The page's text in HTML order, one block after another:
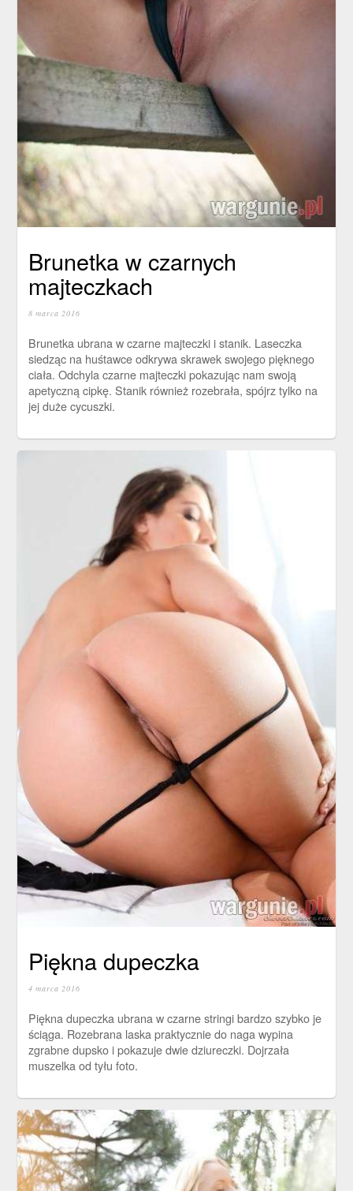
Brunetka w czarnych
majteczkach
8 marca 2016
Brunetka ubrana w czarne majteczki i stanik. Laseczka
siedząc na huśtawce odkrywa skrawek swojego pięknego
ciała. Odchyla czarne majteczki pokazując nam swoją
apetyczną cipkę. Stanik również rozebrała, spójrz tylko na
jej duże cycuszki.
Piękna dupeczka
4 marca 2016
Piękna dupeczka ubrana w czarne stringi bardzo szybko je
ściąga. Rozebrana laska praktycznie do naga wypina
zgrabne dupsko i pokazuje dwie dziureczki. Dojrzała
muszelka od tyłu foto.